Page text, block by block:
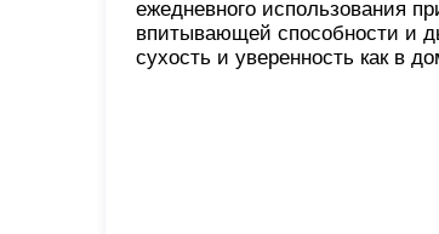
ежедневного использования
впитывающей способности и
сухость и уверенность как в